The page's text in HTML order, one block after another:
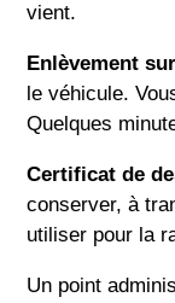
vient.
Enlèvement
le véhicule.
Quelques
Certificat de
conserver, à
utiliser pour la
Un point